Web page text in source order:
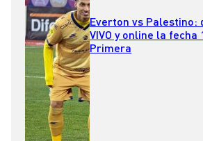
Everton vs Palestino:
VIVO y online la fecha
Primera